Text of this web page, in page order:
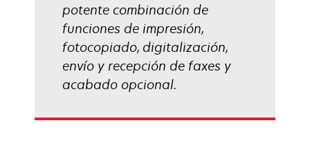
potente combinación de
funciones de impresión,
fotocopiado, digitalización,
envío y recepción de faxes y
acabado opcional.